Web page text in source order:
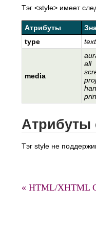
Тэг <style> имеет
Атрибуты
type
media
all
Атрибуты
Тэг style не
« HTML/XHTML